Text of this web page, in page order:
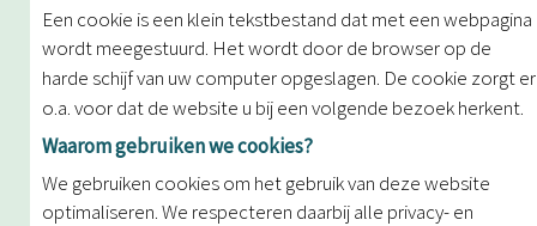
Een cookie is een klein tekstbestand dat met een webpagina
wordt meegestuurd. Hetwordt door de browser op de
harde schijf van uw computer opgeslagen. De cookie zorgter
o.a. voor dat de website u bij een volgende bezoek herkent.
Waarom gebruiken we cookies?
We gebruiken cookies om het gebruik van deze website
optimaliseren. We respecteren daarbij alle privacy- en